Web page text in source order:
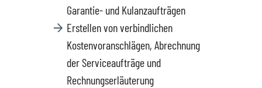
VW
VW Nutzfahrzeugservice
News
Unternehmen
Garantie- und Kulanzaufträgen
Erstellen von verbindlichen
Kostenvoranschlägen, Abrechnung
der Serviceaufträge und
Rechnungserläuterung